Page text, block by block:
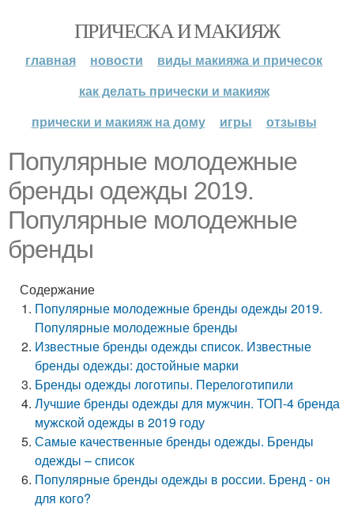
ПРИЧЕСКА И МАКИЯЖ
главная новости
виды макияжа и причесок
как делать прически и макияж
прически и макияж на дому
игры отзывы
Популярные молодежные
бренды одежды 2019.
Популярные молодежные
бренды
Содержание
Популярные молодежные бренды одежды 2019.
Популярные молодежные бренды
Известные бренды одежды список. Известные
бренды одежды: достойные марки
Бренды одежды логотипы. Перелоготипили
Лучшие бренды одежды для мужчин. ТОП-4 бренда
мужской одежды в 2019 году
Самые качественные бренды одежды. Бренды
одежды – список
Популярные бренды одежды в россии. Бренд - он
для кого?